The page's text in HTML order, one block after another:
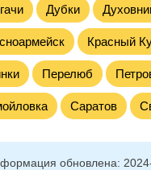
Дубки
Красный
Перелюб
Саратов
обновлена: